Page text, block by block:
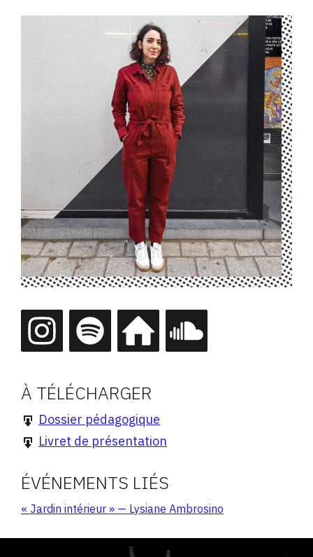
À TÉLÉCHARGER
Dossier pédagogique
Livret de présentation
ÉVÉNEMENTS LIÉS
« Jardin intérieur » — Lysiane Ambrosino